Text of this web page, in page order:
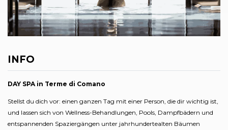
INFO
DAY SPA in Terme di Comano
Stellst du dich vor: einen ganzen Tag mit einer Person, die dir wichtig ist,
und lassen sich von Wellness-Behandlungen, Pools, Dampfbädern und
entspannenden Spaziergängen unter jahrhundertealten Bäumen